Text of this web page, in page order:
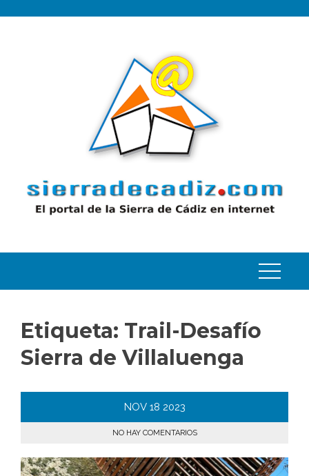
Etiqueta: Trail-Desafío
Sierra de Villaluenga
NOV 18 2023
NO HAY COMENTARIOS